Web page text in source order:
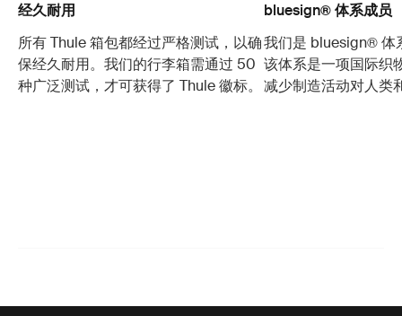
经久耐用
所有 Thule 箱包都经过严格测试，以确
保经久耐用。我们的行李箱需通过 50
种广泛测试，才可获得了 Thule 徽标。
bluesign® 体系成员
我们是 bluesign® 体
该体系是一项国际织
减少制造活动对人类